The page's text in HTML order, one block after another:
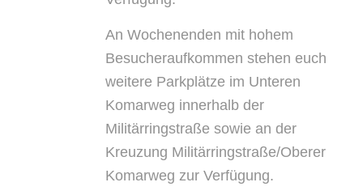
An Wochenenden mit hohem
Besucheraufkommen stehen euch
weitere Parkplätze im Unteren
Komarweg innerhalb der
Militärringstraße sowie an der
Kreuzung Militärringstraße/Oberer
Komarweg zur Verfügung.